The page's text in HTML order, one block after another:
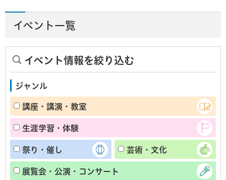
イベント一覧
イベント情報を絞り込む
ジャンル
講座・講演・教室
生涯学習・体験
祭り・催し 芸術・文化
展覧会・公演・コンサート